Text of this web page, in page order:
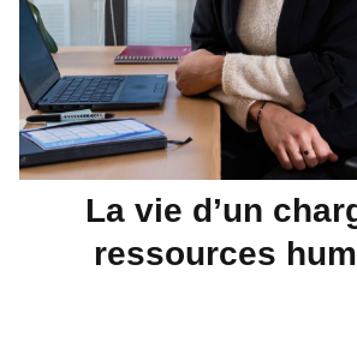
La vie d’un
ressources